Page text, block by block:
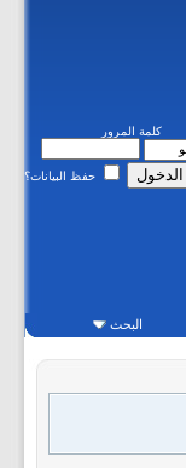
كلمة المرور
حفظ البيانات؟
البحث